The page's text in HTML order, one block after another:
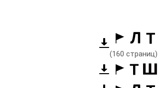
(160 страниц)